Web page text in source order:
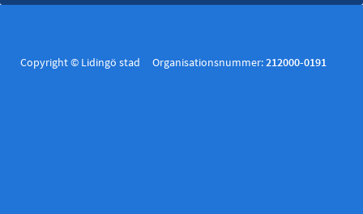
Copyright © Lidingö stad Organisationsnummer:212000-0191